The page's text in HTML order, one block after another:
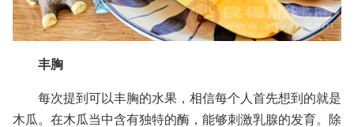
丰胸
每次提到可以丰胸的水果，相信每个人首先想到的就是
木瓜。在木瓜当中含有独特的酶，能够刺激乳腺的发育。除